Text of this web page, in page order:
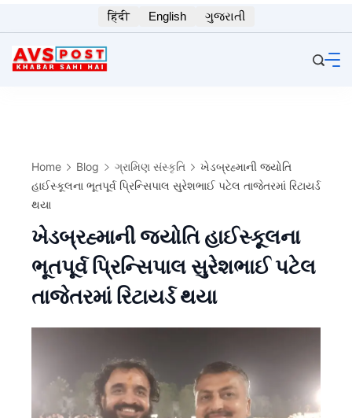
to
content
हिंदी English ગુજરાતી
Home Blog ગ્રામિણ સંસ્કૃતિ
ખેડબ્રહ્માની જ્યોતિ
હાઈસ્કૂલના ભૂતપૂર્વ પ્રિન્સિપાલ સુરેશભાઈ પટેલ તાજેતરમાં રિટાયર્ડ
થયા
ખેડબ્રહ્માની જ્યોતિ હાઈસ્કૂલના
ભૂતપૂર્વ પ્રિન્સિપાલ સુરેશભાઈ પટેલ
તાજેતરમાં રિટાયર્ડ થયા